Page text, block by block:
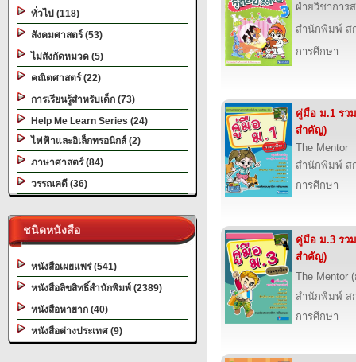
ทั่วไป (118)
สังคมศาสตร์ (53)
ไม่สังกัดหมวด (5)
คณิตศาสตร์ (22)
การเรียนรู้สำหรับเด็ก (73)
Help Me Learn Series (24)
ไฟฟ้าและอิเล็กทรอนิกส์ (2)
ภาษาศาสตร์ (84)
วรรณคดี (36)
ชนิดหนังสือ
หนังสือเผยแพร่ (541)
หนังสือลิขสิทธิ์สำนักพิมพ์ (2389)
หนังสือหายาก (40)
หนังสือต่างประเทศ (9)
ฝ่ายวิชาการ
สำนักพิมพ์ ส
การศึกษา
คู่มือ ม.1 รว
สำคัญ)
The Mentor
สำนักพิมพ์ ส
การศึกษา
คู่มือ ม.3 รว
สำคัญ)
The Mentor
สำนักพิมพ์ ส
การศึกษา